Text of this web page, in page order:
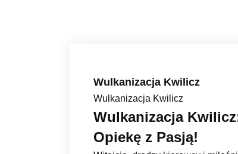
Wulkanizacja Kwilicz
Wulkanizacja Kwilicz
Wulkanizacja
Opiekę z Pasją!